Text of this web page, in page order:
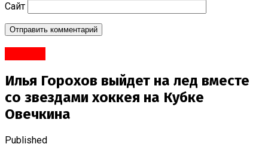
Сайт
Илья Горохов выйдет на лед вместе
со звездами хоккея на Кубке
Овечкина
Published